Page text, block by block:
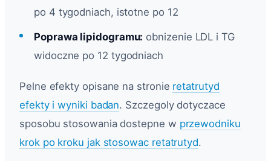
po 4 tygodniach, istotne po 12
Poprawa lipidogramu: obnizenie LDL i TG
widoczne po 12 tygodniach
Pelne efekty opisane na stronie retatrutyd
efekty i wyniki badan. Szczegoly dotyczace
sposobu stosowania dostepne w przewodniku
krok po kroku jak stosowac retatrutyd.